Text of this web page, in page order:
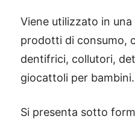
Viene utilizzato in
prodotti di consumo,
dentifrici, collutori,
giocattoli per bambini.
Si presenta sotto